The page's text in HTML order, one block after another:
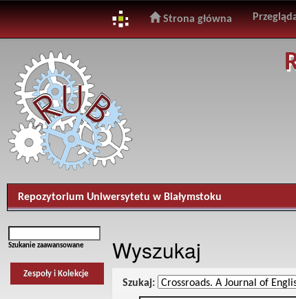
navigation
Strona główna
Repozytorium Uniwersytetu w Białymstoku
Szukanie zaawansowane
Zespoły i Kolekcje
Wyszukaj
Szukaj: